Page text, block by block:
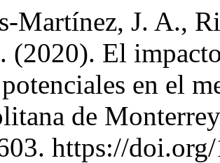
Martínez, J. A.,
(2020). El
en el
de
https://